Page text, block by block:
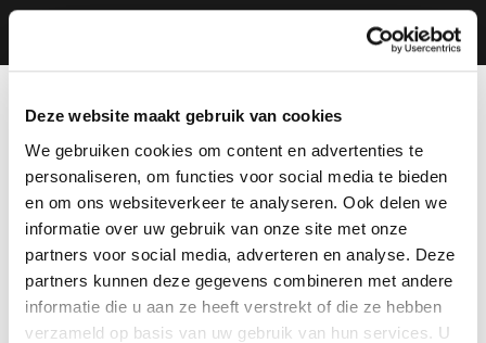
Deze website maakt gebruik van cookies
We gebruiken cookies om content en advertenties te
personaliseren, om functies voor social media te bieden
en om ons websiteverkeer te analyseren. Ook delen we
informatie over uw gebruik van onze site met onze
partners voor social media, adverteren en analyse. Deze
partners kunnen deze gegevens combineren met andere
informatie die u aan ze heeft verstrekt of die ze hebben
verzameld op basis van uw gebruik van hun services. U